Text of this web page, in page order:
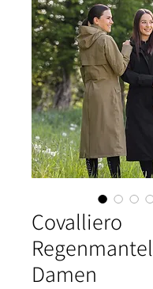
Covalliero
Regenmantel
Damen